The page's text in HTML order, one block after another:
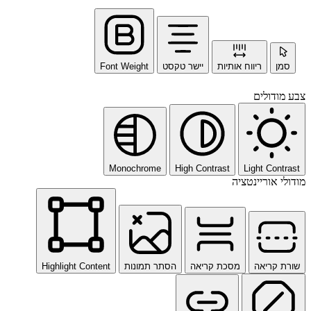
סמן ריווח אותיות יישר טקסט Font Weight
צבע מודולים
Light Contrast
High Contrast
Monochrome
מודולי אוריינטציה
שורת קריאה מסכת קריאה הסתר תמונות Highlight Content